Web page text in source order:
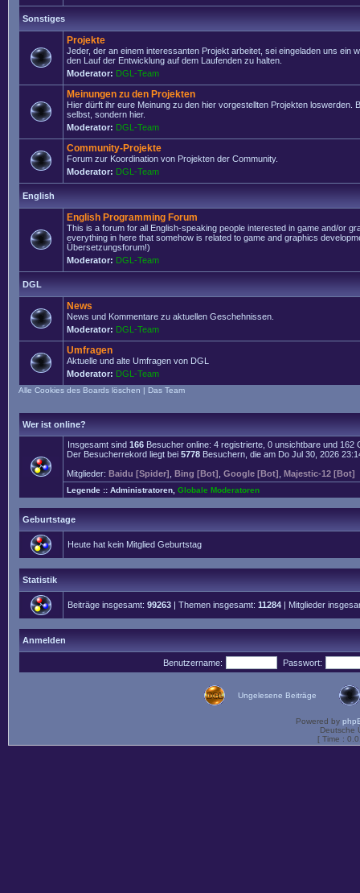
Sonstiges
Projekte
Jeder, der an einem interessanten Projekt arbeitet, sei eingeladen uns ein
den Lauf der Entwicklung auf dem Laufenden zu halten.
Moderator: DGL-Team
Meinungen zu den Projekten
Hier dürft ihr eure Meinung zu den hier vorgestellten Projekten loswerden.
selbst, sondern hier.
Moderator: DGL-Team
Community-Projekte
Forum zur Koordination von Projekten der Community.
Moderator: DGL-Team
English
English Programming Forum
This is a forum for all English-speaking people interested in game and/or
everything in here that somehow is related to game and graphics
Übersetzungsforum!)
Moderator: DGL-Team
DGL
News
News und Kommentare zu aktuellen Geschehnissen.
Moderator: DGL-Team
Umfragen
Aktuelle und alte Umfragen von DGL
Moderator: DGL-Team
Alle Cookies des Boards löschen | Das Team
Wer ist online?
Insgesamt sind 166 Besucher online: 4 registrierte, 0 unsichtbare und
Der Besucherrekord liegt bei 5778 Besuchern, die am Do Jul 30, 2026
Mitglieder: Baidu [Spider] Bing [Bot] Google [Bot] Majestic-12 [Bot]
Legende :: Administratoren Globale Moderatoren
Geburtstage
Heute hat kein Mitglied Geburtstag
Statistik
Beiträge insgesamt: 99263 | Themen insgesamt: 11284 | Mitglieder
Anmelden
Benutzername: Passwort:
Ungelesene Beiträge
Powered by
Deutsche
[ Time :